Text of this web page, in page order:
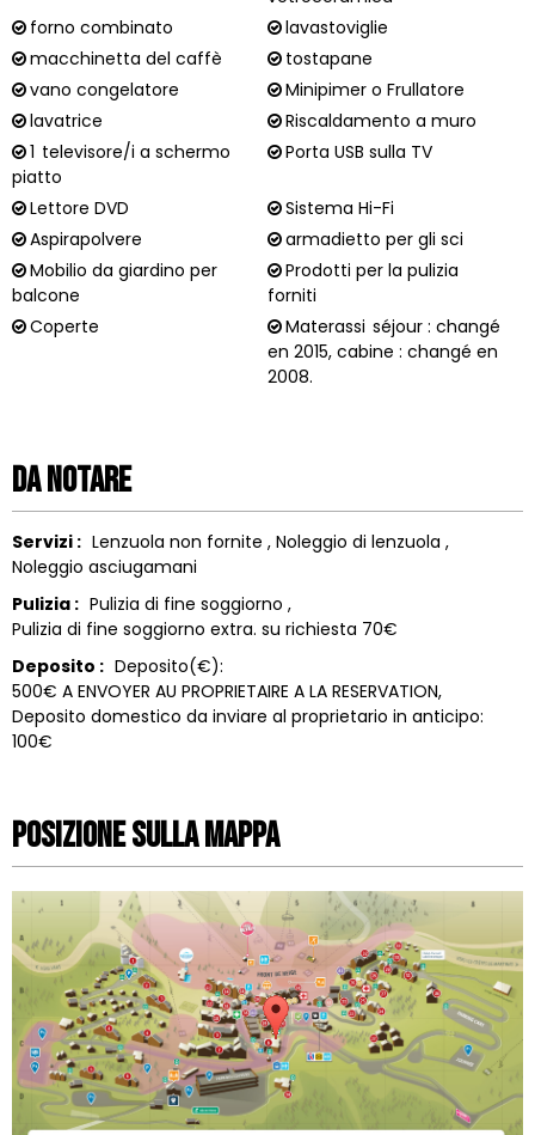
forno combinato
lavastoviglie
macchinetta del caffè
tostapane
vano congelatore
Minipimer o Frullatore
lavatrice
Riscaldamento a muro
1 televisore/i a schermo
piatto
Porta USB sulla TV
Lettore DVD
Sistema Hi-Fi
Aspirapolvere
armadietto per gli sci
Mobilio da giardino per
balcone
Prodotti per la pulizia
forniti
Coperte
Materassi séjour : changé
en 2015, cabine : changé en
2008.
Da notare
Servizi : Lenzuola non fornite Noleggio di lenzuola
Noleggio asciugamani
Pulizia : Pulizia di fine soggiorno
Pulizia di fine soggiorno extra. su richiesta 70€
Deposito : Deposito(€):
500€ A ENVOYER AU PROPRIETAIRE A LA RESERVATION
Deposito domestico da inviare al proprietario in anticipo:
100€
Posizione sulla mappa